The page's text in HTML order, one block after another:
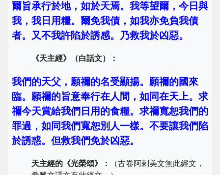
爾旨承行於地，如於天焉。我等望爾，今日與
我，我日用糧。爾免我債，如我亦免負我債
者。又不我許陷於誘感。乃救我於凶惡。
《天主經》（白話文）：
我們的天父，願禰的名受顯揚。願禰的國來
臨。願禰的旨意奉行在人間，如同在天上。求
禰今天賞給我們日用的食糧。求禰寬恕我們的
罪過，如同我們寬恕別人一樣。不要讓我們陷
於誘惑。但救我們免於凶惡。
天主經的《光榮頌》：
（古卷阿剌美文無此經文，